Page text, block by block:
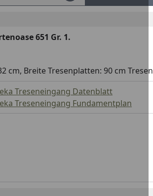
651 Gr. 1.
cm, Breite Tresenplatten: 90 cm
Treseneingang Datenblatt
Treseneingang Fundamentplan